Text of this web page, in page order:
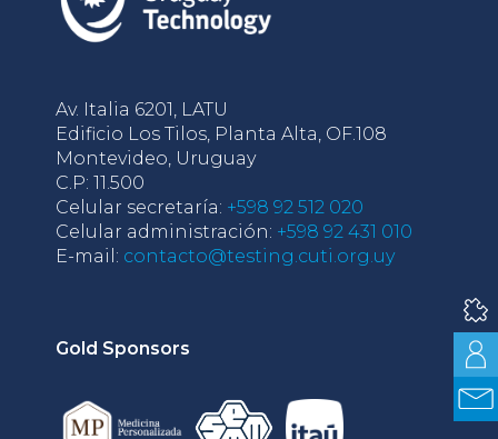
Av. Italia 6201, LATU
Edificio Los Tilos, Planta Alta, OF.108
Montevideo, Uruguay
C.P: 11.500
Celular secretaría: +598 92 512 020
Celular administración: +598 92 431 010
E-mail: contacto@testing.cuti.org.uy
Gold Sponsors